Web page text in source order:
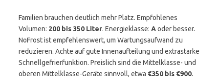
Familien brauchen deutlich mehr Platz. Empfohlenes
Volumen: 200 bis 350 Liter. Energieklasse: Aoder besser.
NoFrost ist empfehlenswert, um Wartungsaufwand zu
reduzieren. Achte auf gute Innenaufteilung und extrastarke
Schnellgefrierfunktion. Preislich sind die Mittelklasse- und
oberen Mittelklasse-Geräte sinnvoll, etwa €350 bis €900.